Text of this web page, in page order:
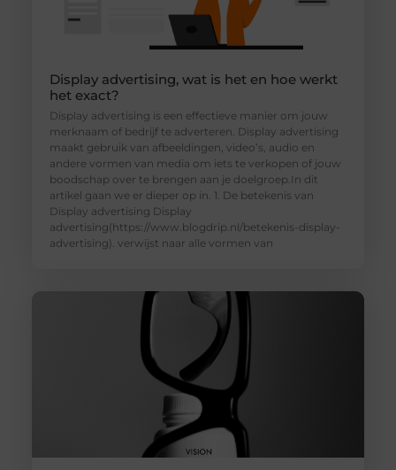
Display advertising, wat is het en hoe werkt
het exact?
Display advertising is een effectieve manier om jouw
merknaam of bedrijf te adverteren. Display advertising
maakt gebruik van afbeeldingen, video’s, audio en
andere vormen van media om iets te verkopen of jouw
boodschap over te brengen aan je doelgroep.In dit
artikel gaan we er dieper op in. 1. De betekenis van
Display advertising Display
advertising(https://www.blogdrip.nl/betekenis-display-
advertising). verwijst naar alle vormen van